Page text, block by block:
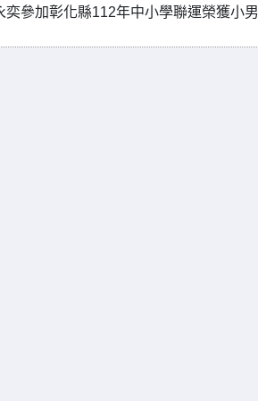
奕參加彰化縣112年中小學聯運榮獲小